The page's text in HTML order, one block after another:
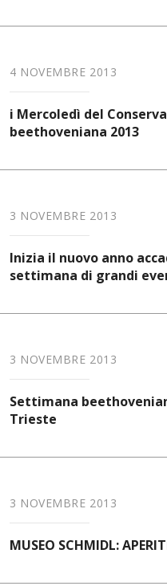
4 NOVEMBRE 2013
i Mercoledì del
beethoveniana 2013
3 NOVEMBRE 2013
Inizia il nuovo anno
settimana di grandi
3 NOVEMBRE 2013
Settimana
Trieste
3 NOVEMBRE 2013
MUSEO SCHMIDL: